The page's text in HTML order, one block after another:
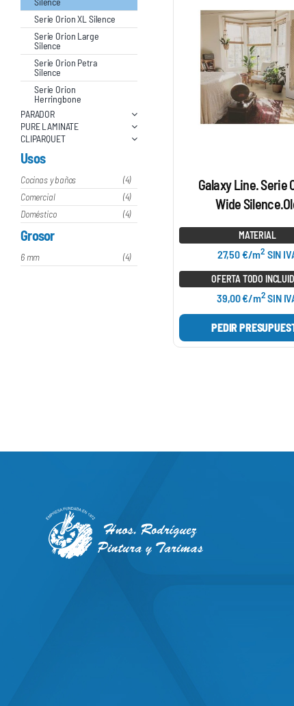
Serie Orion XL Silence
Serie Orion Large
Silence
Serie Orion Petra
Silence
Serie Orion
Herringbone
PARADOR
PURE LAMINATE
CLIPARQUET
Usos
Cocinas y baños
(4)
Comercial
(4)
Doméstico
(4)
Grosor
6 mm (4)
Galaxy Line. Serie
Wide
MATERIAL
27,50 €/m2 SIN
OFERTA TODO
39,00 €/m2SIN
PEDIR